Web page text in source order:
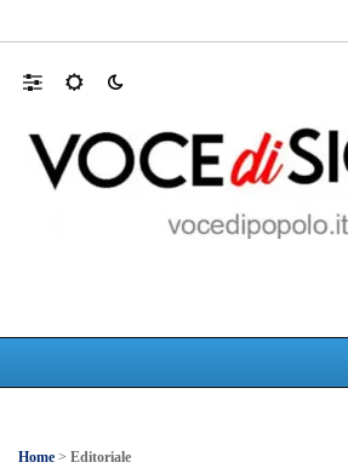
Home > Editoriale